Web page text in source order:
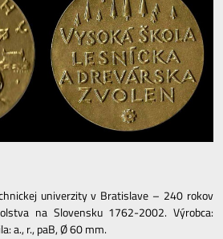
univerzity v Bratislave – 240 rokov
na Slovensku 1762-2002. Výrobca:
a., r., paB, Ø 60 mm.